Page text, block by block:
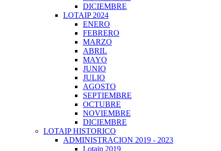
DICIEMBRE
LOTAIP 2024
ENERO
FEBRERO
MARZO
ABRIL
MAYO
JUNIO
JULIO
AGOSTO
SEPTIEMBRE
OCTUBRE
NOVIEMBRE
DICIEMBRE
LOTAIP HISTORICO
ADMINISTRACION 2019 - 2023
Lotaip 2019